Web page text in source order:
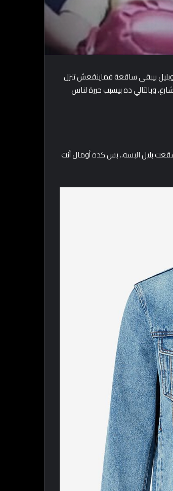
بيبقى ساقعة فماينفعش تنزل
وبالتالي ده بيسبب حيرة لناس
بليل البسه.. بس كده أومال أنت